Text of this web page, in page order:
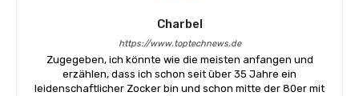
Charbel
https://www.toptechnews.de
Zugegeben, ich könnte wie die meisten anfangen und
erzählen, dass ich schon seit über 35 Jahre ein
leidenschaftlicher Zocker bin und schon mitte der 80er mit